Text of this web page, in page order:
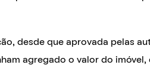
desde que aprovada pelas
agregado o valor do